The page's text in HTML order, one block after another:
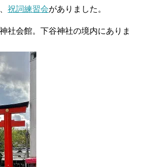
祝詞練習会がありました。
社会館。下谷神社の境内にありま